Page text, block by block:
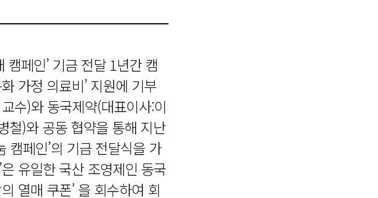
캠페인’ 기금 전달 1년간 캠
가정 의료비’ 지원에 기부
수)와 동국제약(대표이사:이
철)와 공동 협약을 통해 지난
캠페인’의 기금 전달식을 가
유일한 국산 조영제인 동국
열매 쿠폰’ 을 회수하여 회